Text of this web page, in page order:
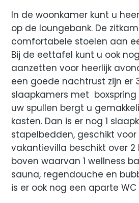
In de woonkamer kunt u
op de loungebank. De
comfortabele stoelen aan
Bij de eettafel kunt u ook
aanzetten voor heerlijk
een goede nachtrust zijn er
slaapkamers met
uw spullen bergt u
kasten. Dan is er nog 1
stapelbedden, geschikt voor
vakantievilla beschikt over 2
boven waarvan 1 wellness
sauna, regendouche en
is er ook nog een aparte